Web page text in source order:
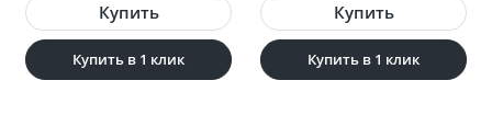
Купить в 1 клик Купить в 1 клик